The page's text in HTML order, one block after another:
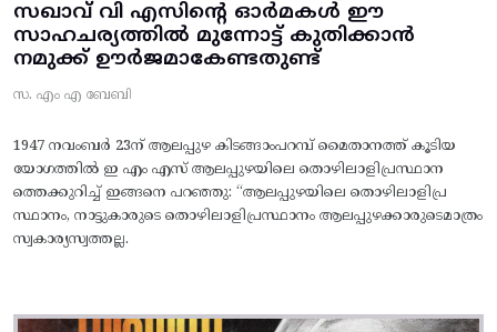
സഖാവ് വി എസിന്റെ ഓർമകൾ ഈ
സാഹചര്യത്തിൽ മുന്നോട്ട്‌ കുതിക്കാൻ
നമുക്ക് ഊർജമാകേണ്ടതുണ്ട്
സ. എം എ ബേബി
1947 നവംബർ 23ന് ആലപ്പുഴ കിടങ്ങാംപറമ്പ്‌ മൈതാനത്ത്‌ കൂടിയ
യോഗത്തിൽ ഇ എം എസ് ആലപ്പുഴയിലെ തൊഴിലാളിപ്രസ്ഥാന
ത്തെക്കുറിച്ച് ഇങ്ങനെ പറഞ്ഞു: “ആലപ്പുഴയിലെ തൊഴിലാളിപ്ര
സ്ഥാനം, നാട്ടുകാരുടെ തൊഴിലാളിപ്രസ്ഥാനം ആലപ്പുഴക്കാരുടെമാത്രം
സ്വകാര്യസ്വത്തല്ല.